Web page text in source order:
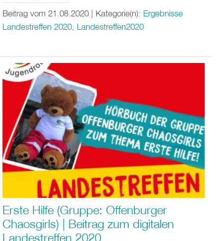
Beitrag vom 21.08.2020 | Kategorie(n): Ergebnisse
Landestreffen 2020 Landestreffen2020
Erste Hilfe (Gruppe: Offenburger
Chaosgirls) | Beitrag zum digitalen
Landestreffen 2020